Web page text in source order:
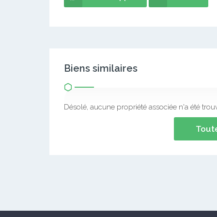
Biens similaires
Désolé, aucune propriété associée n'a été